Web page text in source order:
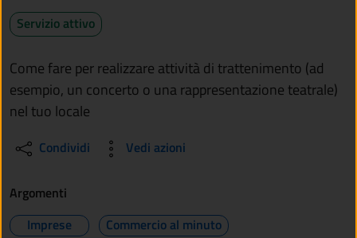
Servizio attivo
Come fare per realizzare attività di trattenimento (ad
esempio, un concerto o una rappresentazione teatrale)
nel tuo locale
Condividi Vedi azioni
Argomenti
Imprese
Commercio al minuto